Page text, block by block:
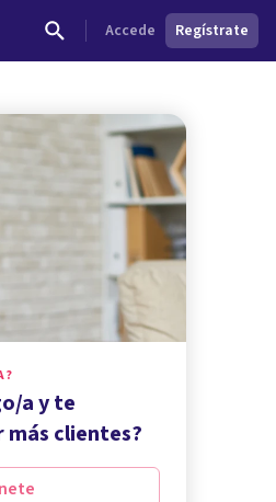
Accede Regístrate
a y te
clientes?